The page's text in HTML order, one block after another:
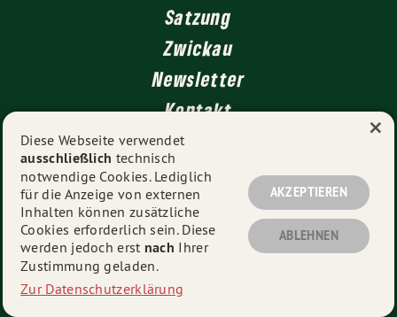
Satzung
Zwickau
Newsletter
Kontakt
Impressum
Datenschutz
© 2026Kreisverband Ludwigsburg
- Alle Rechte
Diese Webseite verwendet
ausschließlich technisch
notwendige Cookies. Lediglich
für die Anzeige von externen
Inhalten können zusätzliche
Cookies erforderlich sein. Diese
werden jedoch erst nach Ihrer
Zustimmung geladen.
Zur Datenschutzerklärung
AKZEPTIEREN
ABLEHNEN
×